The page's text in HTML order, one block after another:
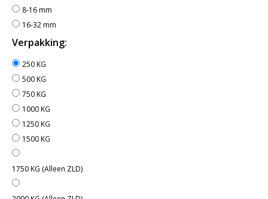
8-16 mm
16-32 mm
Verpakking:
250 KG
500 KG
750 KG
1000 KG
1250 KG
1500 KG
1750 KG (Alleen ZLD)